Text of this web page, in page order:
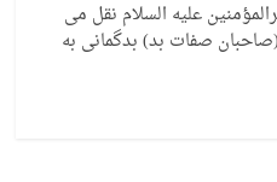
علیه السلام نقل می
صفات بد) بدگمانی به